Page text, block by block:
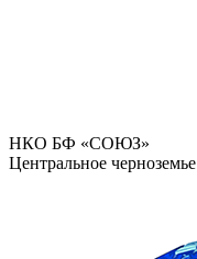
НКО БФ «СОЮЗ»
Центральное черноземье